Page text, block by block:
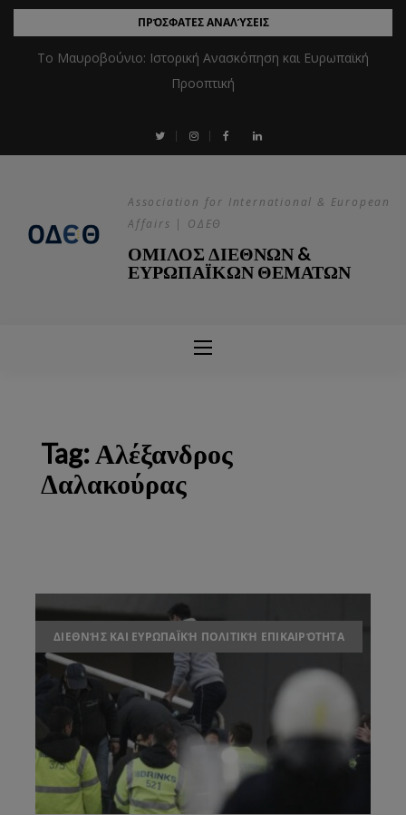
ΠΡΌΣΦΑΤΕΣ ΑΝΑΛΎΣΕΙΣ
Το Μαυροβούνιο: Ιστορική Ανασκόπηση και Ευρωπαϊκή
Προοπτική
Association for International & European
Affairs | ΟΔΕΘ
ΟΜΙΛΟΣ ΔΙΕΘΝΩΝ &
ΕΥΡΩΠΑΪΚΩΝ ΘΕΜΑΤΩΝ
Tag: Αλέξανδρος
Δαλακούρας
ΔΙΕΘΝΉΣ ΚΑΙ ΕΥΡΩΠΑΪΚΉ ΠΟΛΙΤΙΚΉ ΕΠΙΚΑΙΡΌΤΗΤΑ